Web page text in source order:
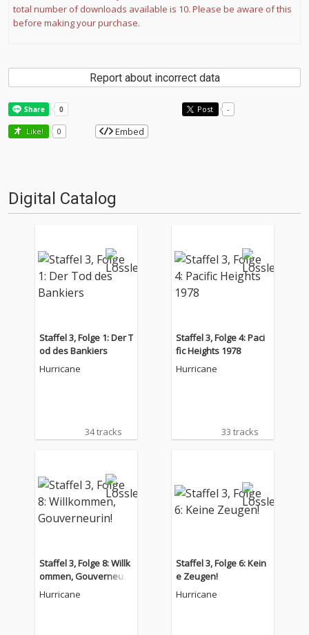
total number of downloads available is 10. Please be aware of this
before making your purchase.
Report about incorrect data
Post -
Like! 0 Embed
Digital Catalog
Staffel 3, Folge 1: Der T
od des Bankiers
Hurricane
34 tracks
Staffel 3, Folge 4: Paci
fic Heights 1978
Hurricane
33 tracks
Staffel 3, Folge 8: Willk
ommen, Gouverneuri
n!
Hurricane
Staffel 3, Folge 6: Kein
e Zeugen!
Hurricane